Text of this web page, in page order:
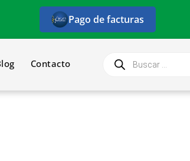
Pago de facturas
Contacto